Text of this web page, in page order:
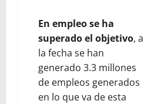
En empleo se ha
superado el objetivo, a
la fecha se han
generado 3.3 millones
de empleos generados
en lo que va de esta